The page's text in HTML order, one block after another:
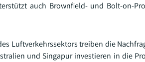
auch Brownfield- und Bolt-on-
Luftverkehrssektors treiben die
und Singapur investieren in die